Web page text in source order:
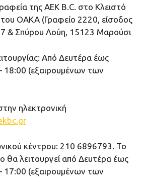
της ΑΕΚ B.C. στο Κλειστό
ΟΑΚΑ (Γραφείο 2220, είσοδος
& Σπύρου Λούη, 15123 Μαρούσι
Από Δευτέρα έως
18:00 (εξαιρουμένων των
ηλεκτρονική
κέντρου: 210 6896793. Το
θα λειτουργεί από Δευτέρα έως
17:00 (εξαιρουμένων των